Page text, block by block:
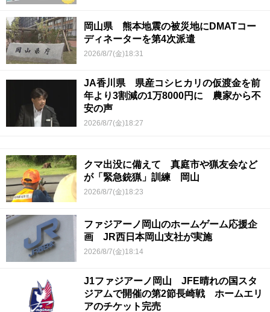
岡山県 熊本地震の被災地にDMATコー
ディネーターを第4次派遣
2026/8/7(金)18:31
JA香川県 県産コシヒカリの仮渡金を前
年より3割減の1万8000円に 農家から不
安の声
2026/8/7(金)18:27
クマ出没に備えて 真庭市や猟友会など
が「緊急銃猟」訓練 岡山
2026/8/7(金)18:23
ファジアーノ岡山のホームゲーム応援企
画 JR西日本岡山支社が実施
2026/8/7(金)18:14
J1ファジアーノ岡山 JFE晴れの国スタ
ジアムで開催の第2節長崎戦 ホームエリ
アのチケット完売